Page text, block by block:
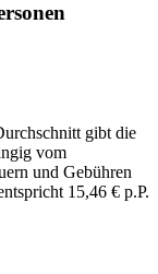
gibt die
vom
und Gebühren
15,46 € p.P.